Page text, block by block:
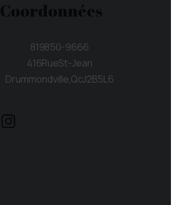
Coordonnées
819 850-9666
416 Rue St-Jean
Drummondville, Qc J2B 5L6